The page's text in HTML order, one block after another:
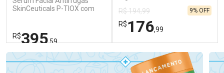
SkinCeuticals P-TIOX com
R$395,59
FECHAR
Dermaclub
FECHAR
R$ 194,99
R$176,99
9% OFF
Laboratório